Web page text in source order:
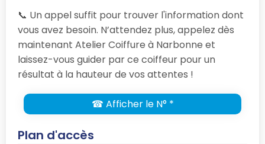
📞 Un appel suffit pour trouver l'information dont
vous avez besoin. N’attendez plus, appelez dès
maintenant Atelier Coiffure à Narbonne et
laissez-vous guider par ce coiffeur pour un
résultat à la hauteur de vos attentes !
☎ Afficher le N° *
Plan d'accès